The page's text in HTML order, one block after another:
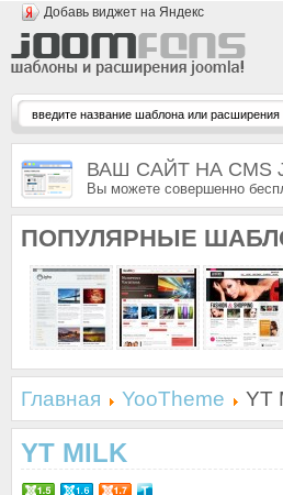
Добавь виджет на Яндекс
ВАШ САЙТ НА CMS
Вы можете совершенно
ПОПУЛЯРНЫЕ
Главная YooTheme YT
YT MILK